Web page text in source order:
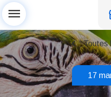
menu
chevron_left Toutes
17